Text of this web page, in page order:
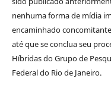
nenhuma forma de mídia
encaminhado
até que se conclua seu
Híbridas do Grupo de
Federal do Rio de Janeiro.